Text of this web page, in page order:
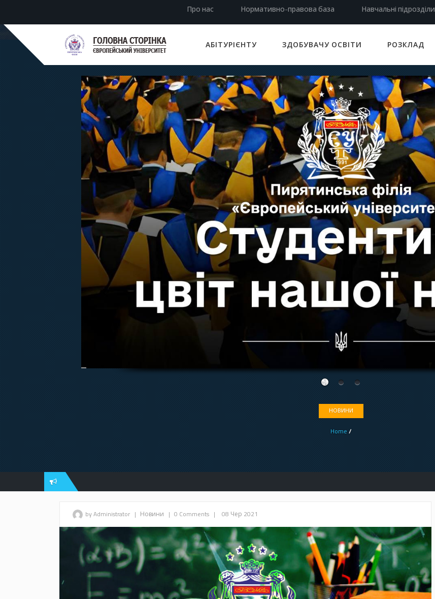
Про нас Нормативно-правова база Навчальні підрозділи
АБІТУРІЄНТУ ЗДОБУВАЧУ ОСВІТИ РОЗКЛАД
НОВИНИ
Home /
by Administrator | Новини | 0 Comments | 08 Чер 2021